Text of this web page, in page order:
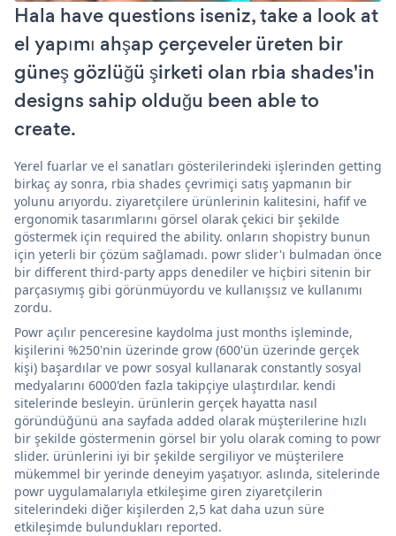
Hala have questions iseniz, take a look at
el yapımı ahşap çerçeveler üreten bir
güneş gözlüğü şirketi olan rbia shades'in
designs sahip olduğu been able to
create.
Yerel fuarlar ve el sanatları gösterilerindeki işlerinden getting
birkaç ay sonra, rbia shades çevrimiçi satış yapmanın bir
yolunu arıyordu. ziyaretçilere ürünlerinin kalitesini, hafif ve
ergonomik tasarımlarını görsel olarak çekici bir şekilde
göstermek için required the ability. onların shopistry bunun
için yeterli bir çözüm sağlamadı. powr slider'ı bulmadan önce
bir different third-party apps denediler ve hiçbiri sitenin bir
parçasıymış gibi görünmüyordu ve kullanışsız ve kullanımı
zordu.
Powr açılır penceresine kaydolma just months işleminde,
kişilerini %250'nin üzerinde grow (600'ün üzerinde gerçek
kişi) başardılar ve powr sosyal kullanarak constantly sosyal
medyalarını 6000'den fazla takipçiye ulaştırdılar. kendi
sitelerinde besleyin. ürünlerin gerçek hayatta nasıl
göründüğünü ana sayfada added olarak müşterilerine hızlı
bir şekilde göstermenin görsel bir yolu olarak coming to powr
slider. ürünlerini iyi bir şekilde sergiliyor ve müşterilere
mükemmel bir yerinde deneyim yaşatıyor. aslında, sitelerinde
powr uygulamalarıyla etkileşime giren ziyaretçilerin
sitelerindeki diğer kişilerden 2,5 kat daha uzun süre
etkileşimde bulundukları reported.